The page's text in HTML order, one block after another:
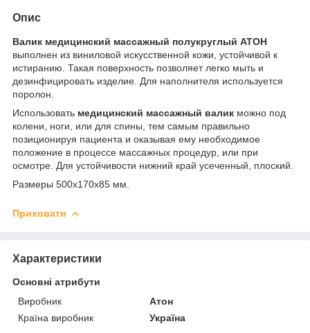
Опис
Валик медицинский массажный полукруглый АТОН
выполнен из виниловой искусственной кожи, устойчивой к
истиранию. Такая поверхность позволяет легко мыть и
дезинфицировать изделие. Для наполнителя используется
поролон.
Использовать медицинский массажный валик можно под
колени, ноги, или для спины, тем самым правильно
позиционируя пациента и оказывая ему необходимое
положение в процессе массажных процедур, или при
осмотре. Для устойчивости нижний край усеченный, плоский.
Размеры 500х170х85 мм.
Приховати
Характеристики
Основні атрибути
Виробник
Атон
Країна виробник
Україна